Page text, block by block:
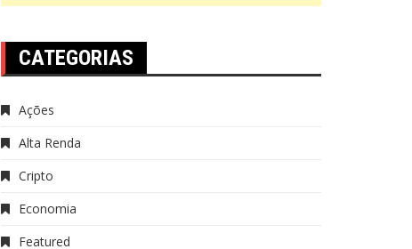
CATEGORIAS
Ações
Alta Renda
Cripto
Economia
Featured